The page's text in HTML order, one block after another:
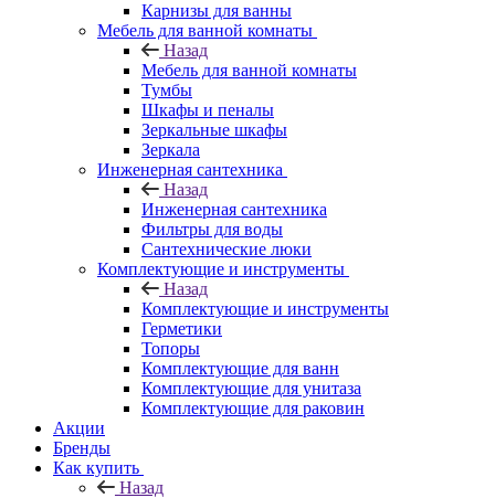
Карнизы для ванны
Мебель для ванной комнаты
Назад
Мебель для ванной комнаты
Тумбы
Шкафы и пеналы
Зеркальные шкафы
Зеркала
Инженерная сантехника
Назад
Инженерная сантехника
Фильтры для воды
Сантехнические люки
Комплектующие и инструменты
Назад
Комплектующие и инструменты
Герметики
Топоры
Комплектующие для ванн
Комплектующие для унитаза
Комплектующие для раковин
Акции
Бренды
Как купить
Назад